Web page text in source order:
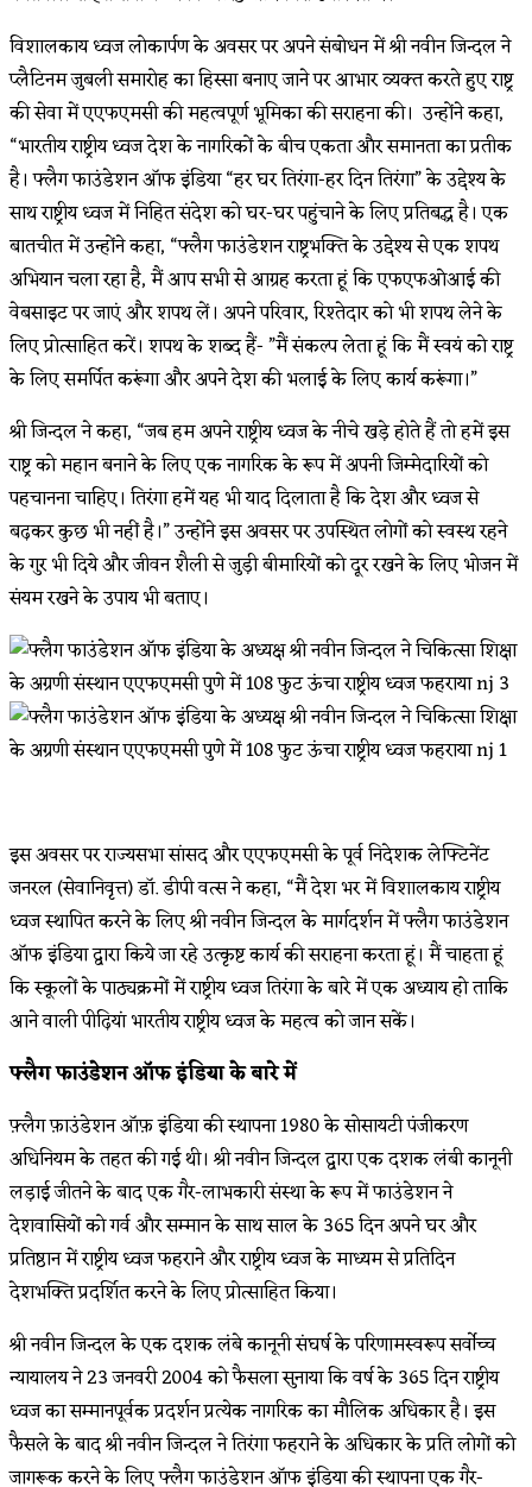
विशालकाय ध्वज लोकार्पण के अवसर पर अपने संबोधन में श्री नवीन जिन्दल ने
प्लैटिनम जुबली समारोह का हिस्सा बनाए जाने पर आभार व्यक्त करते हुए राष्ट्र
की सेवा में एएफएमसी की महत्वपूर्ण भूमिका की सराहना की। उन्होंने कहा,
“भारतीय राष्ट्रीय ध्वज देश के नागरिकों के बीच एकता और समानता का प्रतीक
है। फ्लैग फाउंडेशन ऑफ इंडिया “हर घर तिरंगा-हर दिन तिरंगा” के उद्देश्य के
साथ राष्ट्रीय ध्वज में निहित संदेश को घर-घर पहुंचाने के लिए प्रतिबद्ध है। एक
बातचीत में उन्होंने कहा, “फ्लैग फाउंडेशन राष्ट्रभक्ति के उद्देश्य से एक शपथ
अभियान चला रहा है, मैं आप सभी से आग्रह करता हूं कि एफएफओआई की
वेबसाइट पर जाएं और शपथ लें। अपने परिवार, रिश्तेदार को भी शपथ लेने के
लिए प्रोत्साहित करें। शपथ के शब्द हैं- ”मैं संकल्प लेता हूं कि मैं स्वयं को राष्ट्र
के लिए समर्पित करूंगा और अपने देश की भलाई के लिए कार्य करूंगा।”
श्री जिन्दल ने कहा, “जब हम अपने राष्ट्रीय ध्वज के नीचे खड़े होते हैं तो हमें इस
राष्ट्र को महान बनाने के लिए एक नागरिक के रूप में अपनी जिम्मेदारियों को
पहचानना चाहिए। तिरंगा हमें यह भी याद दिलाता है कि देश और ध्वज से
बढ़कर कुछ भी नहीं है।” उन्होंने इस अवसर पर उपस्थित लोगों को स्वस्थ रहने
के गुर भी दिये और जीवन शैली से जुड़ी बीमारियों को दूर रखने के लिए भोजन में
संयम रखने के उपाय भी बताए।
इस अवसर पर राज्यसभा सांसद और एएफएमसी के पूर्व निदेशक लेफ्टिनेंट
जनरल (सेवानिवृत्त) डॉ. डीपी वत्स ने कहा, “मैं देश भर में विशालकाय राष्ट्रीय
ध्वज स्थापित करने के लिए श्री नवीन जिन्दल के मार्गदर्शन में फ्लैग फाउंडेशन
ऑफ इंडिया द्वारा किये जा रहे उत्कृष्ट कार्य की सराहना करता हूं। मैं चाहता हूं
कि स्कूलों के पाठ्यक्रमों में राष्ट्रीय ध्वज तिरंगा के बारे में एक अध्याय हो ताकि
आने वाली पीढ़ियां भारतीय राष्ट्रीय ध्वज के महत्व को जान सकें।
फ्लैग फाउंडेशन ऑफ इंडिया के बारे में
फ़्लैग फ़ाउंडेशन ऑफ़ इंडिया की स्थापना 1980 के सोसायटी पंजीकरण
अधिनियम के तहत की गई थी। श्री नवीन जिन्दल द्वारा एक दशक लंबी कानूनी
लड़ाई जीतने के बाद एक गैर-लाभकारी संस्था के रूप में फाउंडेशन ने
देशवासियों को गर्व और सम्मान के साथ साल के 365 दिन अपने घर और
प्रतिष्ठान में राष्ट्रीय ध्वज फहराने और राष्ट्रीय ध्वज के माध्यम से प्रतिदिन
देशभक्ति प्रदर्शित करने के लिए प्रोत्साहित किया।
श्री नवीन जिन्दल के एक दशक लंबे कानूनी संघर्ष के परिणामस्वरूप सर्वोच्च
न्यायालय ने 23 जनवरी 2004 को फैसला सुनाया कि वर्ष के 365 दिन राष्ट्रीय
ध्वज का सम्मानपूर्वक प्रदर्शन प्रत्येक नागरिक का मौलिक अधिकार है। इस
फैसले के बाद श्री नवीन जिन्दल ने तिरंगा फहराने के अधिकार के प्रति लोगों को
जागरूक करने के लिए फ्लैग फाउंडेशन ऑफ इंडिया की स्थापना एक गैर-